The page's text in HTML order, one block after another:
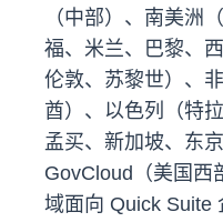
（中部）、南美洲
福、米兰、巴黎、
伦敦、苏黎世）、
酋）、以色列（特
孟买、新加坡、东
GovCloud（美国西
域面向 Quick Suite